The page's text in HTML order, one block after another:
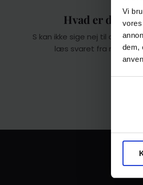
Vi
dem,
STORIES
Hvad er der
S kan ikke sige nej til
læs svaret fra